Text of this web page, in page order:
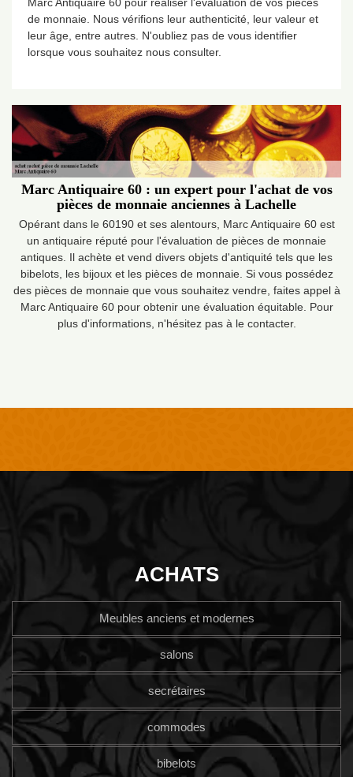
de monnaie. Nous vérifions leur authenticité, leur valeur et
leur âge, entre autres. N'oubliez pas de vous identifier
lorsque vous souhaitez nous consulter.
Marc Antiquaire 60 : un expert pour l'achat de vos
pièces de monnaie anciennes à Lachelle
Opérant dans le 60190 et ses alentours, Marc Antiquaire 60 est
un antiquaire réputé pour l'évaluation de pièces de monnaie
antiques. Il achète et vend divers objets d'antiquité tels que les
bibelots, les bijoux et les pièces de monnaie. Si vous possédez
des pièces de monnaie que vous souhaitez vendre, faites appel à
Marc Antiquaire 60 pour obtenir une évaluation équitable. Pour
plus d'informations, n'hésitez pas à le contacter.
ACHATS
Meubles anciens et modernes
salons
secrétaires
commodes
bibelots